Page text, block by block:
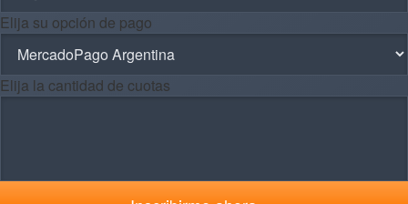
Elija su opción de pago
Elija la cantidad de cuotas